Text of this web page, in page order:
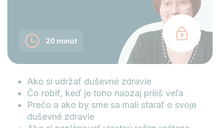
20 minút
Ako si udržať duševné zdravie
Čo robiť, keď je toho naozaj príliš veľa
Prečo a ako by sme sa mali starať o svoje
duševné zdravie